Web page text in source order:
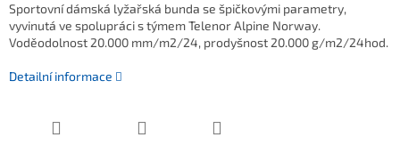
Sportovní dámská lyžařská bunda se špičkovými parametry,
vyvinutá ve spolupráci s týmem Telenor Alpine Norway.
Voděodolnost 20.000 mm/m2/24, prodyšnost 20.000 g/m2/24hod.
Detailní informace